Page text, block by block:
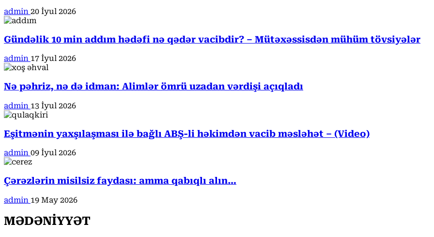
admin 20 İyul 2026
Gündəlik 10 min addım hədəfi nə qədər vacibdir? – Mütəxəssisdən mühüm tövsiyələr
admin 17 İyul 2026
Nə pəhriz, nə də idman: Alimlər ömrü uzadan vərdişi açıqladı
admin 13 İyul 2026
Eşitmənin yaxşılaşması ilə bağlı ABŞ-li həkimdən vacib məsləhət – (Video)
admin 09 İyul 2026
Çərəzlərin misilsiz faydası: amma qabıqlı alın…
admin 19 May 2026
MƏDƏNİYYƏT